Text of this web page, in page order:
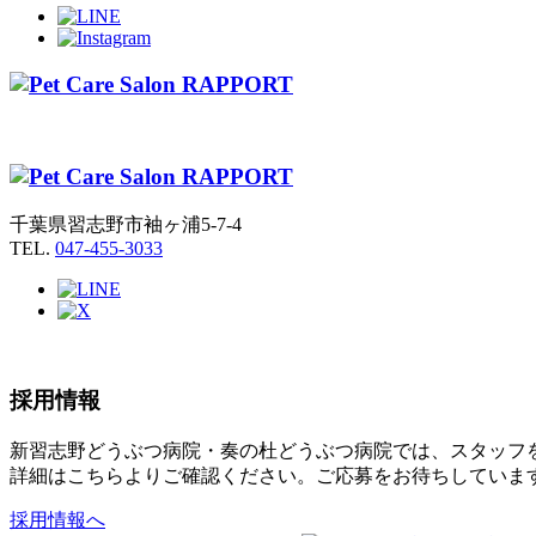
千葉県習志野市袖ヶ浦5-7-4
TEL. 047-455-3033
採用情報
新習志野どうぶつ病院・奏の杜どうぶつ病院では、スタッフ
詳細はこちらよりご確認ください。ご応募をお待ちしていま
採用情報へ